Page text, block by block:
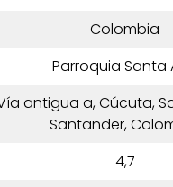
Colombia
Parroquia Santa
antigua a, Cúcuta,
Santander,
4,7